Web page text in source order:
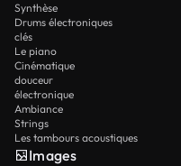
Synthèse
Drums électroniques
clés
Le piano
Cinématique
douceur
électronique
Ambiance
Strings
Les tambours acoustiques
Images